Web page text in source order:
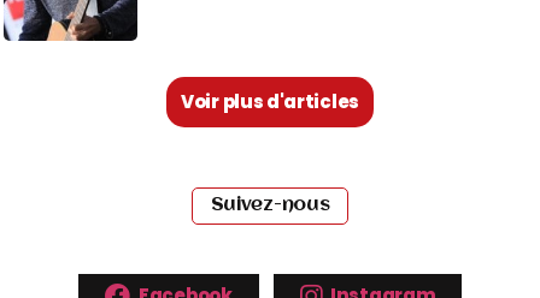
Voir plus d'articles
Suivez-nous